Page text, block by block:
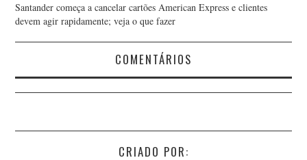
Santander começa a cancelar cartões American Express e clientes
devem agir rapidamente; veja o que fazer
COMENTÁRIOS
CRIADO POR: